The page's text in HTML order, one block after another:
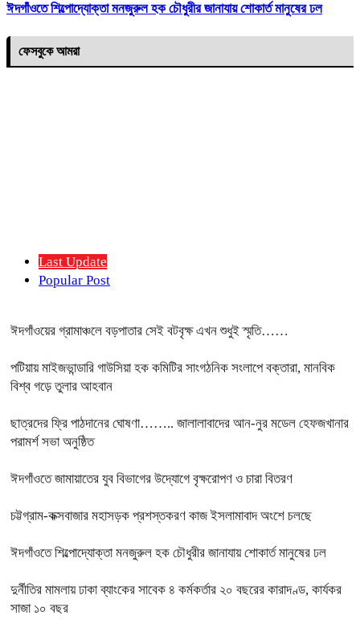
ঈদগাঁওতে শিল্পোদ্যোক্তা মনজুরুল হক চৌধুরীর জানাযায় শোকার্ত মানুষের ঢল
ফেসবুকে আমরা
Last Update
Popular Post
ঈদগাঁওয়ের গ্রামাঞ্চলে বড়পাতার সেই বটবৃক্ষ এখন শুধুই স্মৃতি……
পটিয়ায় মাইজভান্ডারি গাউসিয়া হক কমিটির সাংগঠনিক সংলাপে বক্তারা, মানবিক
বিশ্ব গড়ে তুলার আহবান
ছাত্রদের ফ্রি পাঠদানের ঘোষণা…….. জালালাবাদের আন-নুর মডেল হেফজখানার
পরামর্শ সভা অনুষ্ঠিত
ঈদগাঁওতে জামায়াতের যুব বিভাগের উদ্যোগে বৃক্ষরোপণ ও চারা বিতরণ
চট্টগ্রাম-কক্সবাজার মহাসড়ক প্রশস্তকরণ কাজ ইসলামাবাদ অংশে চলছে
ঈদগাঁওতে শিল্পোদ্যোক্তা মনজুরুল হক চৌধুরীর জানাযায় শোকার্ত মানুষের ঢল
দুর্নীতির মামলায় ঢাকা ব্যাংকের সাবেক ৪ কর্মকর্তার ২০ বছরের কারাদণ্ড, কার্যকর
সাজা ১০ বছর